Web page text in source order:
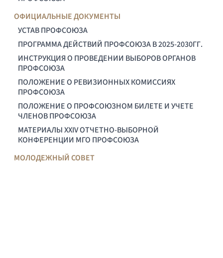
ОФИЦИАЛЬНЫЕ ДОКУМЕНТЫ
УСТАВ ПРОФСОЮЗА
ПРОГРАММА ДЕЙСТВИЙ ПРОФСОЮЗА В 2025-2030ГГ.
ИНСТРУКЦИЯ О ПРОВЕДЕНИИ ВЫБОРОВ ОРГАНОВ
ПРОФСОЮЗА
ПОЛОЖЕНИЕ О РЕВИЗИОННЫХ КОМИССИЯХ
ПРОФСОЮЗА
ПОЛОЖЕНИЕ О ПРОФСОЮЗНОМ БИЛЕТЕ И УЧЕТЕ
ЧЛЕНОВ ПРОФСОЮЗА
МАТЕРИАЛЫ XXIV ОТЧЕТНО-ВЫБОРНОЙ
КОНФЕРЕНЦИИ МГО ПРОФСОЮЗА
МОЛОДЕЖНЫЙ СОВЕТ